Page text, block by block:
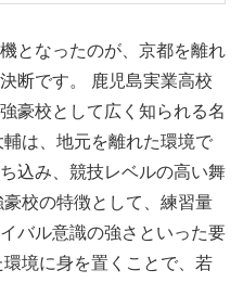
となったのが、京都を離れ
断です。 鹿児島実業高校
豪校として広く知られる名
は、地元を離れた環境で
込み、競技レベルの高い舞
校の特徴として、練習量
バル意識の強さといった要
境に身を置くことで、若